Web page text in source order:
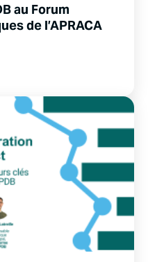
au Forum
de l’APRACA